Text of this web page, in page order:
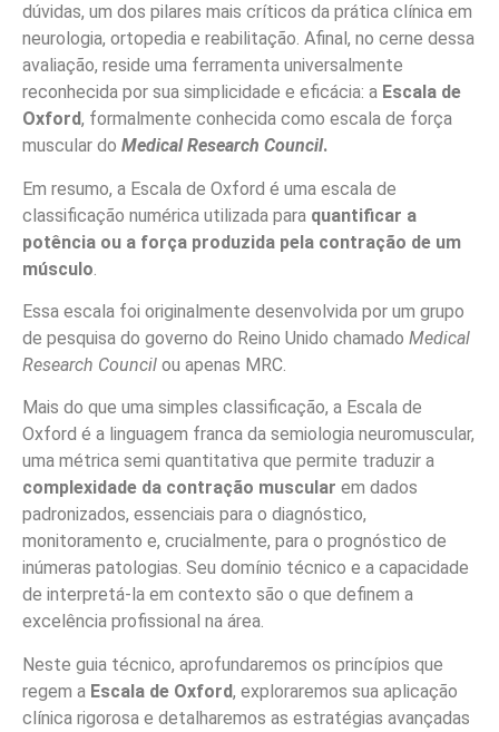
dúvidas, um dos pilares mais críticos da prática clínica em
neurologia, ortopedia e reabilitação. Afinal, no cerne dessa
avaliação, reside uma ferramenta universalmente
reconhecida por sua simplicidade e eficácia: a Escala de
Oxford, formalmente conhecida como escala de força
muscular do Medical Research Council.
Em resumo, a Escala de Oxford é uma escala de
classificação numérica utilizada para quantificar a
potência ou a força produzida pela contração de um
músculo
Essa escala foi originalmente desenvolvida por um grupo
de pesquisa do governo do Reino Unido chamado Medical
Research Council ou apenas MRC.
Mais do que uma simples classificação, a Escala de
Oxford é a linguagem franca da semiologia neuromuscular,
uma métrica semi quantitativa que permite traduzir a
complexidade da contração muscular em dados
padronizados, essenciais para o diagnóstico,
monitoramento e, crucialmente, para o prognóstico de
inúmeras patologias. Seu domínio técnico e a capacidade
de interpretá-la em contexto são o que definem a
excelência profissional na área.
Neste guia técnico, aprofundaremos os princípios que
regem a Escala de Oxford, exploraremos sua aplicação
clínica rigorosa e detalharemos as estratégias avançadas